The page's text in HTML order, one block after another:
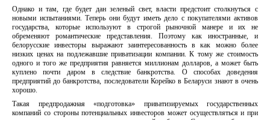
Однако и там, где будет дан зеленый свет, власти предстоит столкнуться с
новыми испытаниями. Теперь они будут иметь дело с покупателями активов
государства, которые используют в строгой рыночной манере и их не
обременяют романтические представления. Поэтому как иностранные, и
белорусские инвесторы выражают заинтересованность в как можно более
низких ценах на подлежавшие приватизации компании. К тому же стоимость
одного и того же предприятия равняется миллионам долларов, а может быть
куплено почти даром в следствие банкротства. О способах доведения
предприятий до банкротства, последователи Корейко в Беларуси знают в очень
хорошо.
Такая предпродажная «подготовка» приватизируемых государственных
компаний со стороны потенциальных инвесторов может осуществляться и при